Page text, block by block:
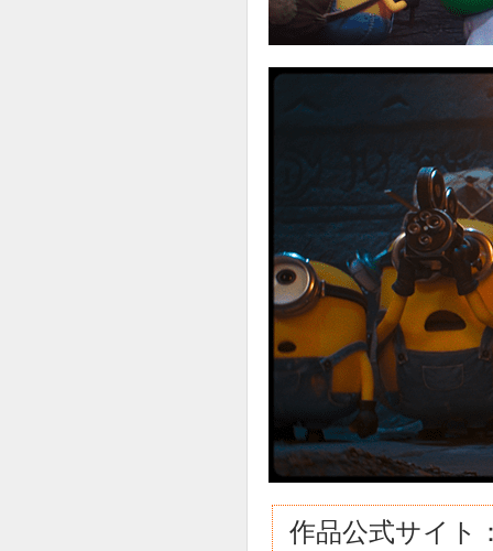
作品公式サイト